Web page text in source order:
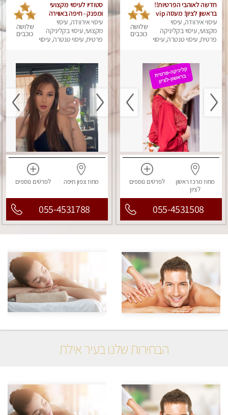
חדשה לאוהבי הפרטיות!!
בראשון לציון! מעסה vip
מפנקת בקליניקה פרטית
לחלוטין!!! לבד! לרציניים
בלבד! מומלץ!
עיסוי אירוודה, עיסוי
מקצועי, עיסוי בקליניקה
פרטית, עיסוי טנטרה, עיסוי
שלושה
כוכבים
מחוז מרכזראשון
לציון
לפרטים נוספים
055-4531508
סטודיו לעיסוי מקצועי
ומפנק - חיפה באווירה
נעימה ושקטה
עיסוי אירוודה, עיסוי
מקצועי, עיסוי בקליניקה
פרטית, עיסוי טנטרה, עיסוי
שלושה
כוכבים
מחוז צפוןחיפה לפרטים נוספים
055-4531788
הבחירות שלנו בעיר אילת